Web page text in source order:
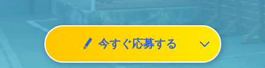
今すぐ応募する